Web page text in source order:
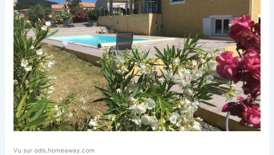
Vu sur odis.homeaway.com